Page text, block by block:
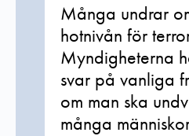
Många undrar
hotnivån för
Myndigheterna
svar på vanliga
om man ska
många